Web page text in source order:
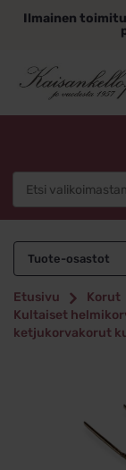
sisältöönIlmainen
Tuote-osastot
Etusivu Korut
Kultaiset
ketjukorvakorut